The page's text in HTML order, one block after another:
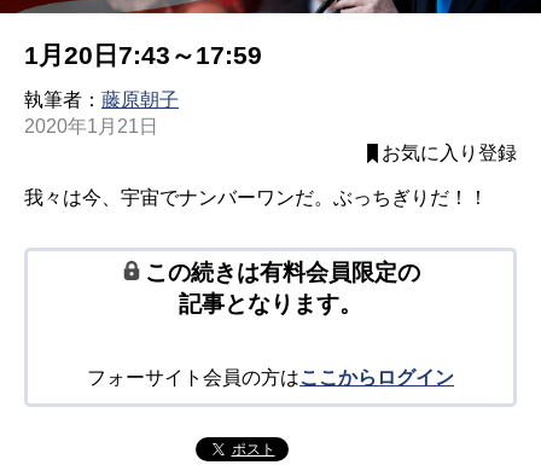
1月20日7:43～17:59
執筆者： 藤原朝子
2020年1月21日
お気に入り登録
我々は今、宇宙でナンバーワンだ。ぶっちぎりだ！！
この続きは有料会員限定の
記事となります。
フォーサイト会員の方はここからログイン
ポスト